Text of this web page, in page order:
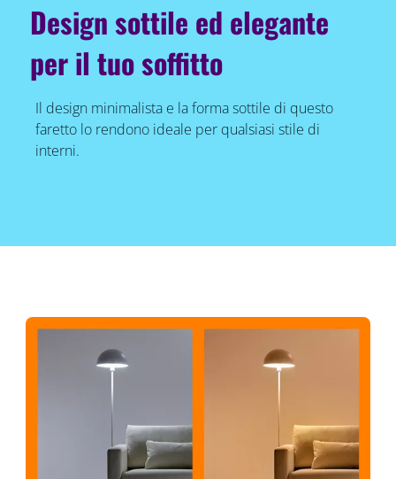
Design sottile ed elegante
per il tuo soffitto
Il design minimalista e la forma sottile di questo
faretto lo rendono ideale per qualsiasi stile di
interni.